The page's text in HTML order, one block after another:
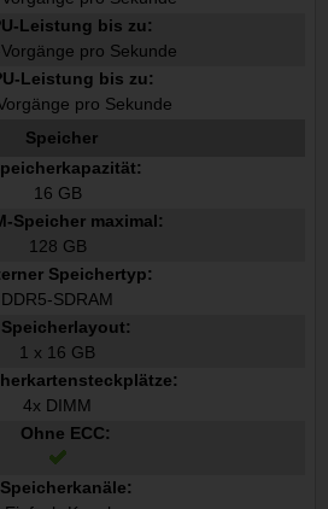
Leistung bis zu:
pro Sekunde
Leistung bis zu:
pro Sekunde
Speicher
16 GB
Speicher maximal:
128 GB
Speichertyp:
DDR5-SDRAM
Speicherlayout:
1 x 16 GB
4x DIMM
Ohne ECC:
Speicherkanäle: